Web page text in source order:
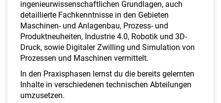
ingenieurwissenschaftlichen Grundlagen, auch
detaillierte Fachkenntnisse in den Gebieten
Maschinen- und Anlagenbau, Prozess- und
Produktneuheiten, Industrie 4.0, Robotik und 3D-
Druck, sowie Digitaler Zwilling und Simulation von
Prozessen und Maschinen vermittelt.
In den Praxisphasen lernst du die bereits gelernten
Inhalte in verschiedenen technischen Abteilungen
umzusetzen.